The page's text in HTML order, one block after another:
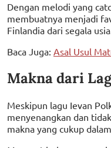
Dengan melodi yang
membuatnya menjadi
Finlandia dari segala
Baca Juga: Asal Usul
Makna dari
Meskipun lagu Ievan
menyenangkan dan
makna yang cukup